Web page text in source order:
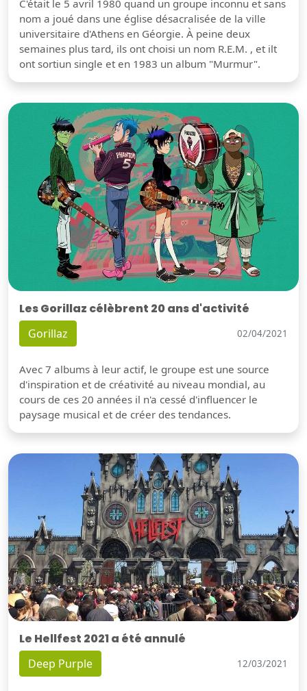
C'était le 5 avril 1980 quand un groupe inconnu et sans
nom a joué dans une église désacralisée de la ville
universitaire d'Athens en Géorgie. À peine deux
semaines plus tard, ils ont choisi un nom R.E.M. , et ilt
ont sortiun single et en 1983 un album "Murmur".
Les Gorillaz célèbrent 20 ans d'activité
Gorillaz 02/04/2021
Avec 7 albums à leur actif, le groupe est une source
d'inspiration et de créativité au niveau mondial, au
cours de ces 20 années il n'a cessé d'influencer le
paysage musical et de créer des tendances.
Le Hellfest 2021 a été annulé
Deep Purple 12/03/2021